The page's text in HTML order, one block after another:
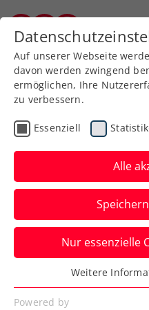
News filtern
Auf unserer Webseite
davon werden zwingend
ermöglichen, Ihre
zu verbessern.
Essenziell
Alle
Nur essenzielle
Essenziell
Essenzielle Cookies
Weitere
Powered by